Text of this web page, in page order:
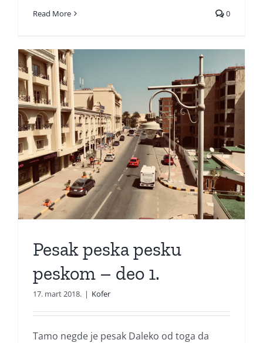
Read More 0
Pesak peska pesku
peskom – deo 1.
17. mart 2018. | Kofer
Tamo negde je pesak Daleko od toga da